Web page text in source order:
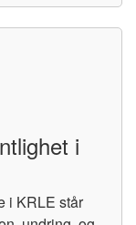
i
i KRLE står